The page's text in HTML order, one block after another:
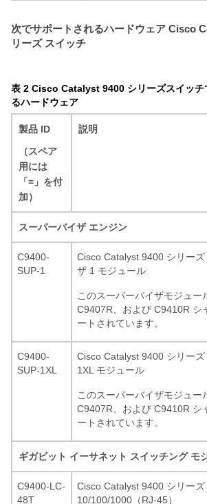
次でサポートされるハードウェア Cisco
リーズ スイッチ
表 2 Cisco Catalyst 9400 シリーズスイッチ
るハードウェア
製品 ID
（スペア
用には
「=」を付
加）
説明
スーパーバイザ エンジン
C9400-
SUP-1
Cisco Catalyst 9400 シリーズ
ザ 1 モジュール
このスーパーバイザモジュー
C9407R、および C9410R シ
ートされています。
C9400-
SUP-1XL
Cisco Catalyst 9400 シリー
1XL モジュール
このスーパーバイザモジュー
C9407R、および C9410R シ
ートされています。
ギガビット イーサネット スイッチング モ
C9400-LC-
48T
Cisco Catalyst 9400 シリーズ
10/100/1000（RJ-45）